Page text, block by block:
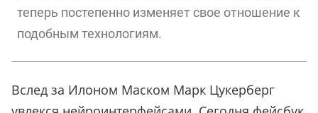
теперь постепенно изменяет свое отношение к
подобным технологиям.
Вслед за Илоном Маском Марк Цукерберг